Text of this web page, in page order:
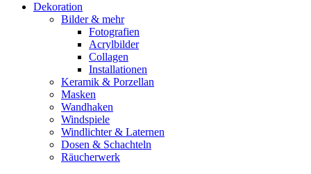
Dekoration
Bilder & mehr
Fotografien
Acrylbilder
Collagen
Installationen
Keramik & Porzellan
Masken
Wandhaken
Windspiele
Windlichter & Laternen
Dosen & Schachteln
Räucherwerk